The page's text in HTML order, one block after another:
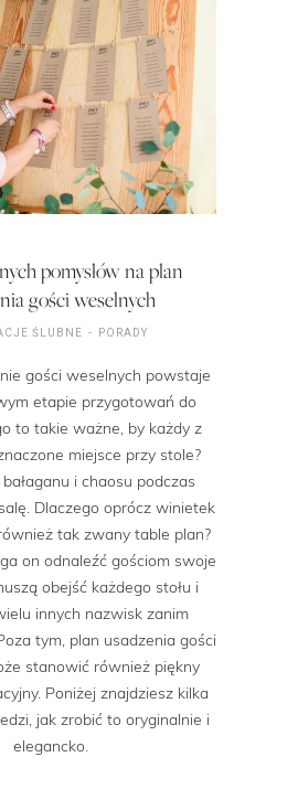
pomysłów na plan
gości weselnych
ŚLUBNE PORADY
gości weselnych powstaje
etapie przygotowań do
to takie ważne, by każdy z
miejsce przy stole?
i chaosu podczas
Dlaczego oprócz winietek
tak zwany table plan?
on odnaleźć gościom swoje
obejść każdego stołu i
innych nazwisk zanim
tym, plan usadzenia gości
stanowić również piękny
Poniżej znajdziesz kilka
jak zrobić to oryginalnie i
elegancko.